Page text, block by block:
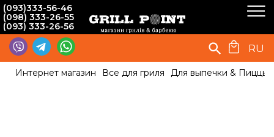
(093)333-56-46
(098) 333-26-55
(093) 333-26-56
RU
Интернет магазин Все для гриля Для выпечки & Пиццы